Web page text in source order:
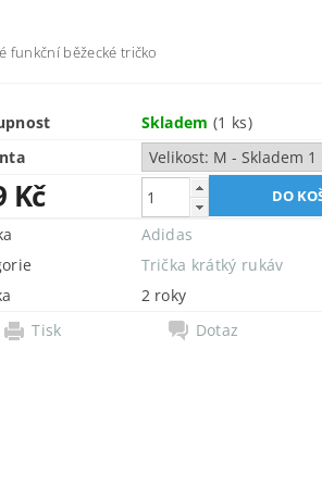
funkční běžecké tričko
Skladem(1 ks)
Kč
Adidas
Trička krátký rukáv
2 roky
Tisk
Dotaz